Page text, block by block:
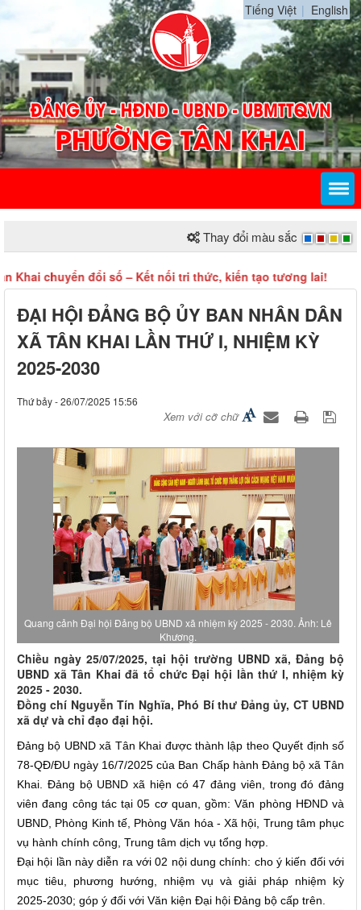
Tiếng Việt English
Thay đổi màu sắc
chuyển đổi số – Kết nối tri thức, kiến tạo tương lai!
ĐẠI HỘI ĐẢNG BỘ ỦY BAN NHÂN DÂN
XÃ TÂN KHAI LẦN THỨ I, NHIỆM KỲ
2025-2030
Thứ bảy - 26/07/2025 15:56
Xem với cỡ chữ
Quang cảnh Đại hội Đảng bộ UBND xã nhiệm kỳ 2025 - 2030. Ảnh: Lê
Khương.
Chiều ngày 25/07/2025, tại hội trường UBND xã, Đảng bộ
UBND xã Tân Khai đã tổ chức Đại hội lần thứ I, nhiệm kỳ
2025 - 2030.
Đồng chí Nguyễn Tín Nghĩa, Phó Bí thư Đảng ủy, CT UBND
xã dự và chỉ đạo đại hội.
Đảng bộ UBND xã Tân Khai được thành lập theo Quyết định số
78-QĐ/ĐU ngày 16/7/2025 của Ban Chấp hành Đảng bộ xã Tân
Khai. Đảng bộ UBND xã hiện có 47 đảng viên, trong đó đảng
viên đang công tác tại 05 cơ quan, gồm: Văn phòng HĐND và
UBND, Phòng Kinh tế, Phòng Văn hóa - Xã hội, Trung tâm phục
vụ hành chính công, Trung tâm dịch vụ tổng hợp.
Đại hội lần này diễn ra với 02 nội dung chính: cho ý kiến đối với
mục tiêu, phương hướng, nhiệm vụ và giải pháp nhiệm kỳ
2025-2030; góp ý đối với Văn kiện Đại hội Đảng bộ cấp trên.